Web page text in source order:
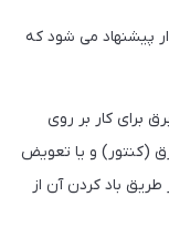
پیشنهاد می شود که
برای کار بر روی
(کنتور) و یا تعویض
باد کردن آن از